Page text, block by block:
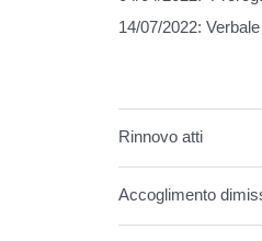
14/07/2022:
Rinnovo atti
Accoglimento